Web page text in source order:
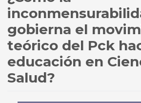
gobierna el
teórico del Pck
educación en
Salud?